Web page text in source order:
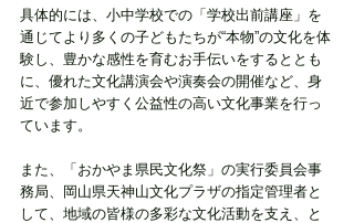
具体的には、小中学校での「学校出前講座」を
通じてより多くの子どもたちが“本物”の文化を体
験し、豊かな感性を育むお手伝いをするととも
に、優れた文化講演会や演奏会の開催など、身
近で参加しやすく公益性の高い文化事業を行っ
ています。
また、「おかやま県民文化祭」の実行委員会事
務局、岡山県天神山文化プラザの指定管理者と
して、地域の皆様の多彩な文化活動を支え、と